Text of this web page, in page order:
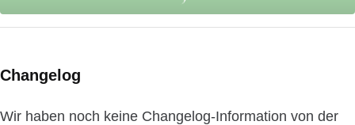
Changelog
Wir haben noch keine Changelog-Information von der